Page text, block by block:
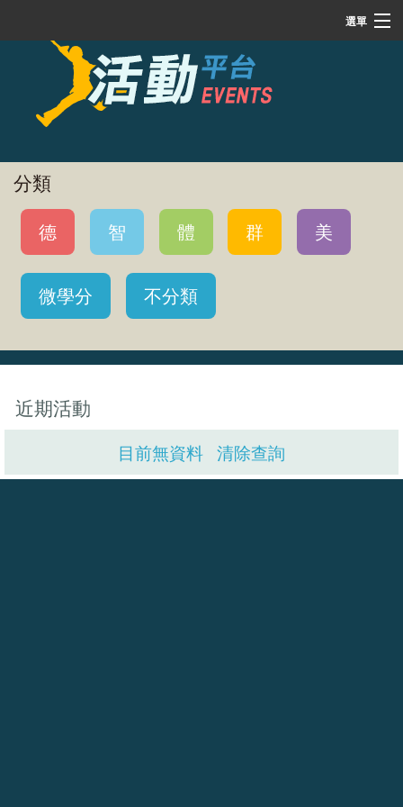
選單
本系(單位)活動
已報名
近期活動
帳號登入
分類
德 智 體 群 美
微學分 不分類
近期活動
目前無資料 清除查詢